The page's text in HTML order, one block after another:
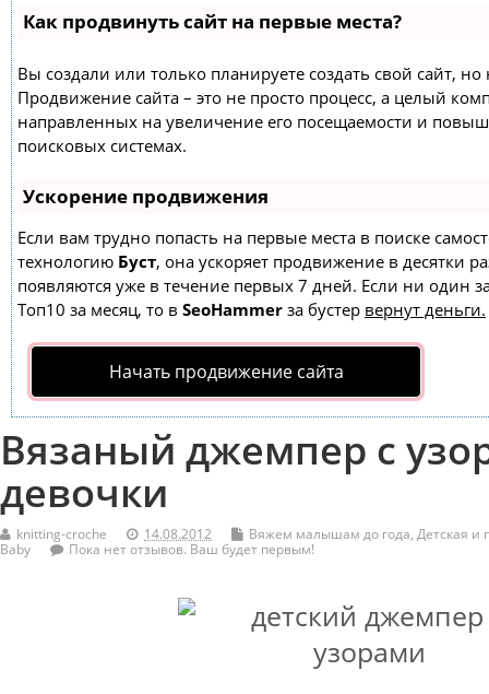
Как продвинуть сайт на первые места?
Вы создали или только планируете создать свой сайт, но
Продвижение сайта – это не просто процесс, а целый
направленных на увеличение его посещаемости и
поисковых системах.
Ускорение продвижения
Если вам трудно попасть на первые места в поиске
технологию Буст, она ускоряет продвижение в десятки
появляются уже в течение первых 7 дней. Если ни один
Топ10 за месяц, то в SeoHammer за бустер вернут деньги.
Начать продвижение сайта
Вязаный джемпер с
девочки
knitting-croche 14.08.2012 Вяжем малышам до года, Детская и
Baby
Пока нет отзывов. Ваш будет первым!